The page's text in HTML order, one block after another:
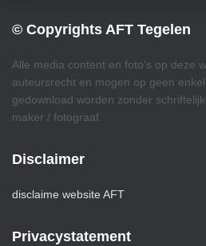
© Copyrights AFT Tegelen
Alle media content en foto’s op deze
auteursrecht en mogen op geen
gedownload worden zonder
maker / fotograaf.
Disclaimer
disclaime website AFT
Privacystatement